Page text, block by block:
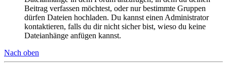
Beitrag verfassen möchtest, oder nur bestimmte Gruppen
dürfen Dateien hochladen. Du kannst einen Administrator
kontaktieren, falls du dir nicht sicher bist, wieso du keine
Dateianhänge anfügen kannst.
Nach oben